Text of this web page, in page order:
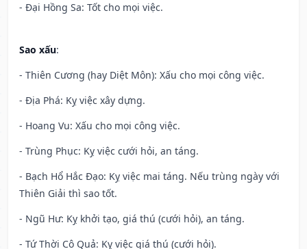
- Đại Hồng Sa: Tốt cho mọi việc.
Sao xấu:
- Thiên Cương (hay Diệt Môn): Xấu cho mọi công việc.
- Địa Phá: Kỵ việc xây dựng.
- Hoang Vu: Xấu cho mọi công việc.
- Trùng Phục: Kỵ việc cưới hỏi, an táng.
- Bạch Hổ Hắc Đạo: Kỵ việc mai táng. Nếu trùng ngày với
Thiên Giải thì sao tốt.
- Ngũ Hư: Kỵ khởi tạo, giá thú (cưới hỏi), an táng.
- Tứ Thời Cô Quả: Kỵ việc giá thú (cưới hỏi).